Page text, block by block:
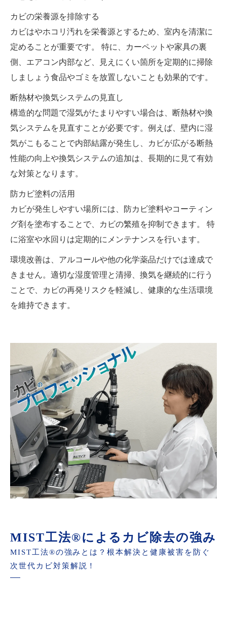
カビの栄養源を排除する
カビはやホコリ汚れを栄養源とするため、室内を清潔に
定めることが重要です。 特に、カーペットや家具の裏
側、エアコン内部など、見えにくい箇所を定期的に掃除
しましょう食品やゴミを放置しないことも効果的です。
断熱材や換気システムの見直し
構造的な問題で湿気がたまりやすい場合は、断熱材や換
気システムを見直すことが必要です。例えば、壁内に湿
気がこもることで内部結露が発生し、カビが広がる断熱
性能の向上や換気システムの追加は、長期的に見て有効
な対策となります。
防カビ塗料の活用
カビが発生しやすい場所には、防カビ塗料やコーティン
グ剤を塗布することで、カビの繁殖を抑制できます。 特
に浴室や水回りは定期的にメンテナンスを行います。
環境改善は、アルコールや他の化学薬品だけでは達成で
きません。適切な湿度管理と清掃、換気を継続的に行う
ことで、カビの再発リスクを軽減し、健康的な生活環境
を維持できます。
MIST工法®によるカビ除去の強み
MIST工法®の強みとは？根本解決と健康被害を防ぐ
次世代カビ対策解説！